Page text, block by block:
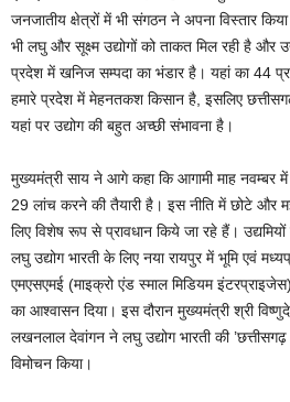
जनजातीय क्षेत्रों में भी संगठन ने अपना विस्तार
भी लघु और सूक्ष्म उद्योगों को ताकत मिल रही है और
प्रदेश में खनिज सम्पदा का भंडार है। यहां का 44
हमारे प्रदेश में मेहनतकश किसान है, इसलिए
यहां पर उद्योग की बहुत अच्छी संभावना है।
मुख्यमंत्री साय ने आगे कहा कि आगामी माह नवम्बर
29 लांच करने की तैयारी है। इस नीति में छोटे और
लिए विशेष रूप से प्रावधान किये जा रहे हैं।
लघु उद्योग भारती के लिए नया रायपुर में भूमि एवं
एमएसएमई (माइक्रो एंड स्माल मिडियम
का आश्वासन दिया। इस दौरान मुख्यमंत्री श्री
लखनलाल देवांगन ने लघु उद्योग भारती की
विमोचन किया।